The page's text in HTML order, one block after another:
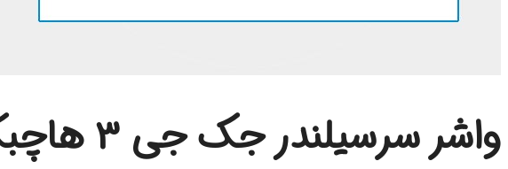
واشر سرسیلندر جک جی 3 هاچبک